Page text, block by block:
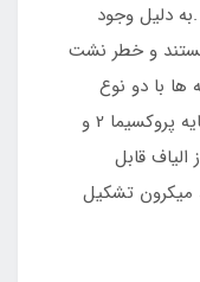
دلیل وجود
و خطر نشت
ها با دو نوع
مختلف صاف و محدب از چسب های پایه پروکسیما 2 و
از الیاف قابل
میکرون تشکیل